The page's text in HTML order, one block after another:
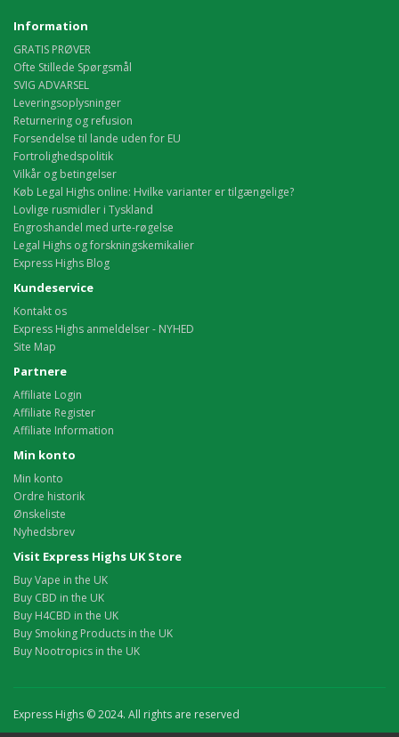
Information
GRATIS PRØVER
Ofte Stillede Spørgsmål
SVIG ADVARSEL
Leveringsoplysninger
Returnering og refusion
Forsendelse til lande uden for EU
Fortrolighedspolitik
Vilkår og betingelser
Køb Legal Highs online: Hvilke varianter er tilgængelige?
Lovlige rusmidler i Tyskland
Engroshandel med urte-røgelse
Legal Highs og forskningskemikalier
Express Highs Blog
Kundeservice
Kontakt os
Express Highs anmeldelser - NYHED
Site Map
Partnere
Affiliate Login
Affiliate Register
Affiliate Information
Min konto
Min konto
Ordre historik
Ønskeliste
Nyhedsbrev
Visit Express Highs UK Store
Buy Vape in the UK
Buy CBD in the UK
Buy H4CBD in the UK
Buy Smoking Products in the UK
Buy Nootropics in the UK
Express Highs © 2024. All rights are reserved